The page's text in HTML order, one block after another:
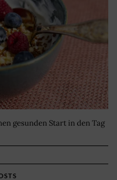
gesunden Start in den Tag